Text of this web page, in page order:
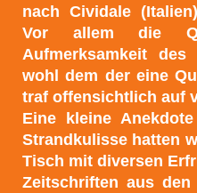
nach Cividale
Vor allem die
Aufmerksamkeit
wohl dem der eine
traf offensichtlich auf
Eine kleine
Strandkulisse hatten
Tisch mit diversen
Zeitschriften aus